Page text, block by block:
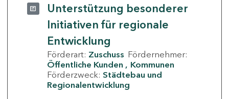
Unterstützung besonderer
Initiativen für regionale
Entwicklung
Förderart: Zuschuss Fördernehmer:
Öffentliche Kunden
Kommunen
Förderzweck: Städtebau und
Regionalentwicklung